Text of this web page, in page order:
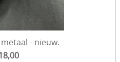
- nieuw.